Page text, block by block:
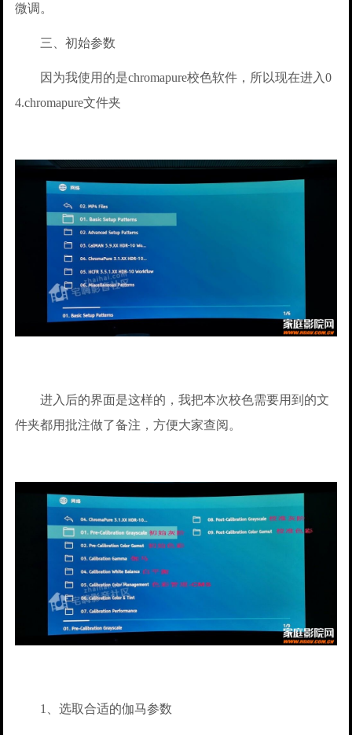
微调。
三、初始参数
因为我使用的是chromapure校色软件，所以现在进入0
4.chromapure文件夹
进入后的界面是这样的，我把本次校色需要用到的文
件夹都用批注做了备注，方便大家查阅。
1、选取合适的伽马参数